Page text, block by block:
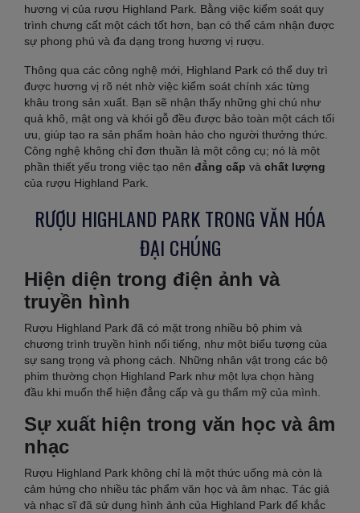
hương vị của rượu Highland Park. Bằng việc kiểm soát quy
trình chưng cất một cách tốt hơn, bạn có thể cảm nhận được
sự phong phú và đa dạng trong hương vị rượu.
Thông qua các công nghệ mới, Highland Park có thể duy trì
được hương vị rõ nét nhờ việc kiểm soát chính xác từng
khâu trong sản xuất. Bạn sẽ nhận thấy những ghi chú như
quả khô, mật ong và khói gỗ đều được bảo toàn một cách tối
ưu, giúp tạo ra sản phẩm hoàn hảo cho người thưởng thức.
Công nghệ không chỉ đơn thuần là một công cụ; nó là một
phần thiết yếu trong việc tạo nên đẳng cấp và chất lượng
của rượu Highland Park.
RƯỢU HIGHLAND PARK TRONG VĂN HÓA
ĐẠI CHÚNG
Hiện diện trong điện ảnh và
truyền hình
Rượu Highland Park đã có mặt trong nhiều bộ phim và
chương trình truyền hình nổi tiếng, như một biểu tượng của
sự sang trọng và phong cách. Những nhân vật trong các bộ
phim thường chọn Highland Park như một lựa chọn hàng
đầu khi muốn thể hiện đẳng cấp và gu thẩm mỹ của mình.
Sự xuất hiện trong văn học và âm
nhạc
Rượu Highland Park không chỉ là một thức uống mà còn là
cảm hứng cho nhiều tác phẩm văn học và âm nhạc. Tác giả
và nhạc sĩ đã sử dụng hình ảnh của Highland Park để khắc